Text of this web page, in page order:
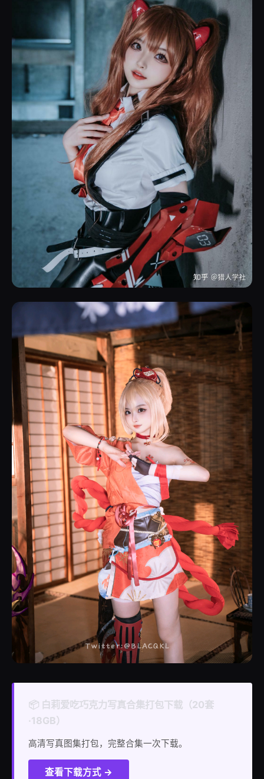
📦 白莉爱吃巧克力写真合集打包下载（20套
·18GB）
高清写真图集打包，完整合集一次下载。
查看下载方式 →